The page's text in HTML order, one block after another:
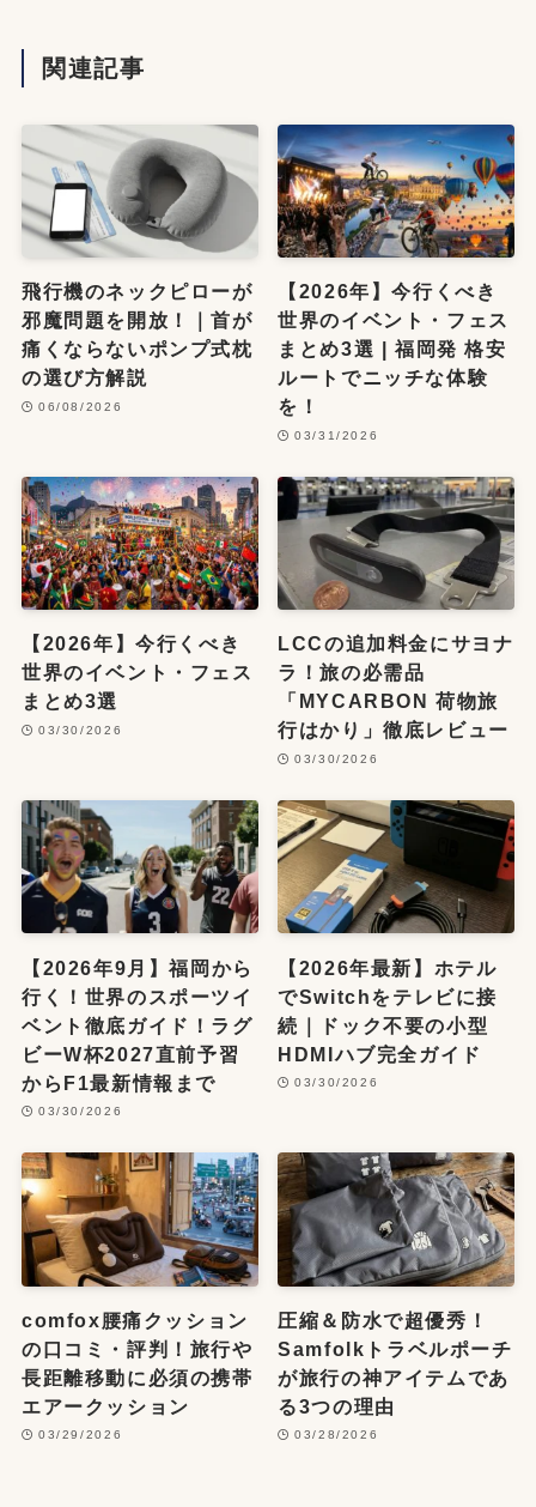
関連記事
飛行機のネックピローが
邪魔問題を開放！｜首が
痛くならないポンプ式枕
の選び方解説
06/08/2026
【2026年】今行くべき
世界のイベント・フェス
まとめ3選 | 福岡発 格安
ルートでニッチな体験
を！
03/31/2026
【2026年】今行くべき
世界のイベント・フェス
まとめ3選
03/30/2026
LCCの追加料金にサヨナ
ラ！旅の必需品
「MYCARBON 荷物旅
行はかり」徹底レビュー
03/30/2026
【2026年9月】福岡から
行く！世界のスポーツイ
ベント徹底ガイド！ラグ
ビーW杯2027直前予習
からF1最新情報まで
03/30/2026
【2026年最新】ホテル
でSwitchをテレビに接
続｜ドック不要の小型
HDMIハブ完全ガイド
03/30/2026
comfox腰痛クッション
の口コミ・評判！旅行や
長距離移動に必須の携帯
エアークッション
03/29/2026
圧縮＆防水で超優秀！
Samfolkトラベルポーチ
が旅行の神アイテムであ
る3つの理由
03/28/2026